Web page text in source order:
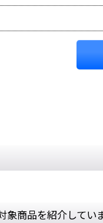
商品を紹介してい